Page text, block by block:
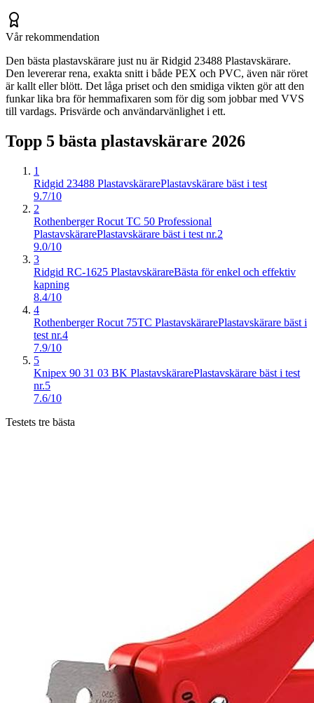
Vår rekommendation
Den bästa plastavskärare just nu är Ridgid 23488 Plastavskärare.
Den levererar rena, exakta snitt i både PEX och PVC, även när röret
är kallt eller blött. Det låga priset och den smidiga vikten gör att den
funkar lika bra för hemmafixaren som för dig som jobbar med VVS
till vardags. Prisvärde och användarvänlighet i ett.
Topp 5 bästa plastavskärare 2026
1
Ridgid 23488 PlastavskärarePlastavskärare bäst i test
9.7/10
2
Rothenberger Rocut TC 50 Professional
PlastavskärarePlastavskärare bäst i test nr.2
9.0/10
3
Ridgid RC-1625 PlastavskärareBästa för enkel och effektiv
kapning
8.4/10
4
Rothenberger Rocut 75TC PlastavskärarePlastavskärare bäst i
test nr.4
7.9/10
5
Knipex 90 31 03 BK PlastavskärarePlastavskärare bäst i test
nr.5
7.6/10
Testets tre bästa